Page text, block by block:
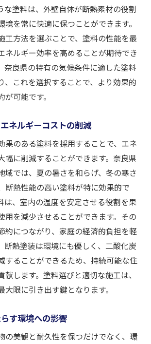
な塗料は、外壁自体が断熱素材の役割
境を常に快適に保つことができます。
工方法を選ぶことで、塗料の性能を最
ネルギー効率を高めることが期待でき
奈良県の特有の気候条件に適した塗料
、これを選択することで、より効果的
可能です。
ネルギーコストの削減
果のある塗料を採用することで、エネ
幅に削減することができます。奈良県
域では、夏の暑さを和らげ、冬の寒さ
断熱性能の高い塗料が特に効果的で
は、室内の温度を安定させる役割を果
用を減少させることができます。その
約につながり、家庭の経済的負担を軽
断熱塗装は環境にも優しく、二酸化炭
することができるため、持続可能な住
します。塗料選びと適切な施工は、
大限に引き出す鍵となります。
す環境への影響
の美観と耐久性を保つだけでなく、環